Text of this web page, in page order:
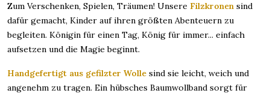
Zum Verschenken, Spielen, Träumen! Unsere Filzkronen sind
dafür gemacht, Kinder auf ihren größten Abenteuern zu
begleiten. Königin für einen Tag, König für immer... einfach
aufsetzen und die Magie beginnt.
Handgefertigt aus gefilzter Wolle sind sie leicht, weich und
angenehm zu tragen. Ein hübsches Baumwollband sorgt für